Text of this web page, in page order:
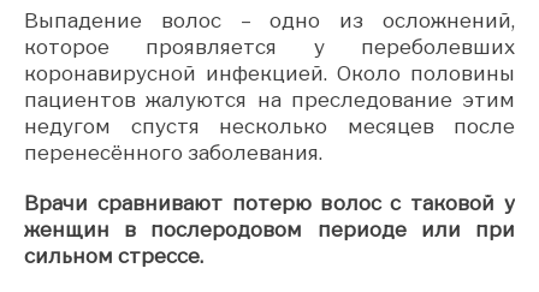
Выпадение волос – одно из осложнений,
которое проявляется у переболевших
коронавирусной инфекцией. Около половины
пациентов жалуются на преследование этим
недугом спустя несколько месяцев после
перенесённого заболевания.
Врачи сравнивают потерю волос с таковой у
женщин в послеродовом периоде или при
сильном стрессе.